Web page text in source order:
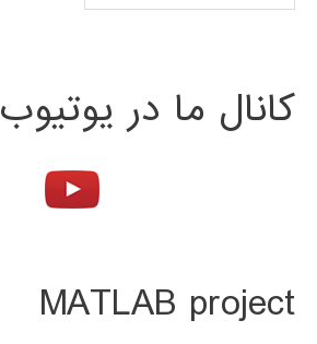
کانال ما در یوتیوب
MATLAB project